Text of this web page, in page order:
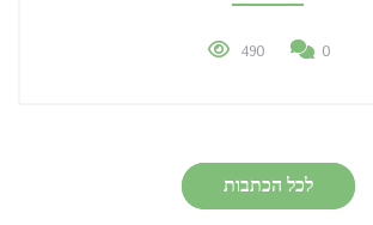
490 0
לכל הכתבות